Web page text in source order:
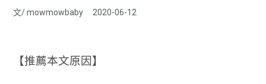
文/mowmowbaby 2020-06-12
【推薦本文原因】